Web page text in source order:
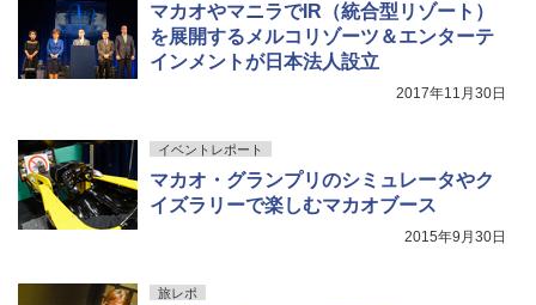
マカオやマニラでIR（統合型リゾート）
を展開するメルコリゾーツ＆エンターテ
インメントが日本法人設立
2017年11月30日
イベントレポート
マカオ・グランプリのシミュレータやク
イズラリーで楽しむマカオブース
2015年9月30日
旅レポ